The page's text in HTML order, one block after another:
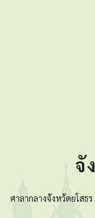
จั
ศาลากลางจังหวัดยโสธ